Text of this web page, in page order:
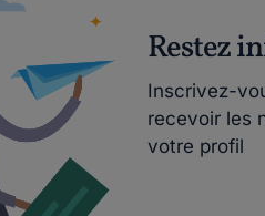
Restez
Inscrivez-
recevoir les
votre profil